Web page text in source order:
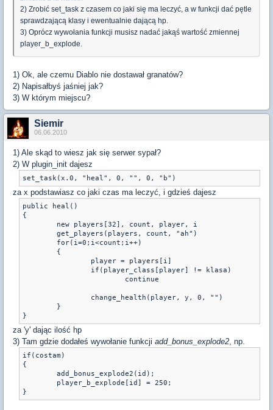
2) Zrobić set_task z czasem co jaki się ma leczyć, a w funkcji dać pętle
sprawdzającą klasy i ewentualnie dającą hp.
3) Oprócz wywołania funkcji musisz nadać jakąś wartość zmiennej
player_b_explode.
1) Ok, ale czemu Diablo nie dostawał granatów?
2) Napisałbyś jaśniej jak?
3) W którym miejscu?
Siemir
06.06.2010
1) Ale skąd to wiesz jak się serwer sypał?
2) W plugin_init dajesz
set_task(x.0, "heal", 0, "", 0, "b")
za x podstawiasz co jaki czas ma leczyć, i gdzieś dajesz
public heal()
{
}
za 'y' dając ilość hp
3) Tam gdzie dodałeś wywołanie funkcji add_bonus_explode2, np.
if(costam)
{
        add_bonus_explode2(id);
        player_b_explode[id] = 250;
}